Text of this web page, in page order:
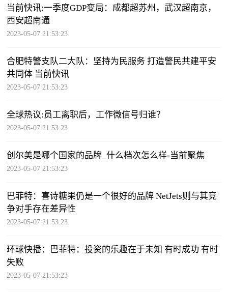
当前快讯:一季度GDP变局：成都超苏州，武汉超南京，
西安超南通
2023-05-07 21:53:23
合肥特警支队二大队：坚持为民服务 打造警民共建平安
共同体 当前快讯
2023-05-07 21:53:23
全球热议:员工离职后，工作微信号归谁？
2023-05-07 21:53:23
创尔美是哪个国家的品牌_什么档次怎么样-当前聚焦
2023-05-07 21:53:23
巴菲特：喜诗糖果仍是一个很好的品牌 NetJets则与其竞
争对手存在差异性
2023-05-07 21:53:23
环球快播：巴菲特：投资的乐趣在于未知 有时成功 有时
失败
2023-05-07 21:53:23